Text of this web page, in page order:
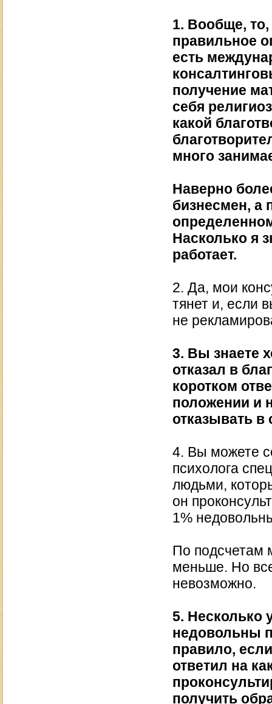
1. Вообще, то,
правильное
есть
получение
себя
какой
много
Наверно
бизнесмен, а
Насколько я
работает.
2. Да, мои
тянет и, если
не
3. Вы знаете
отказал в
коротком
положении и
отказывать в
4. Вы можете
психолога
людьми,
он
1%
По подсчетам
меньше. Но
невозможно.
5. Несколько
недовольны
правило,
ответил на
получить